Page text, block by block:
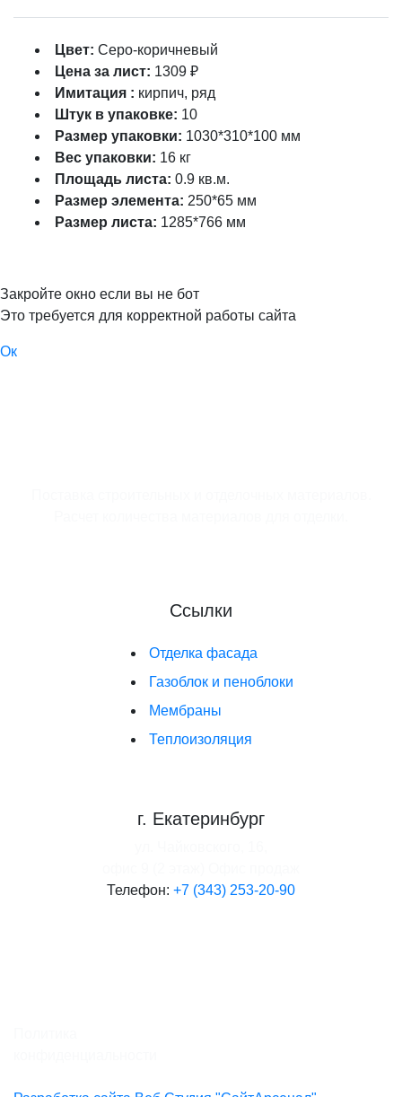
Цвет: Серо-коричневый
Цена за лист: 1309 ₽
Имитация : кирпич, ряд
Штук в упаковке: 10
Размер упаковки: 1030*310*100 мм
Вес упаковки: 16 кг
Площадь листа: 0.9 кв.м.
Размер элемента: 250*65 мм
Размер листа: 1285*766 мм
Закройте окно если вы не бот
Это требуется для корректной работы сайта
Ок
Ссылки
Отделка фасада
Газоблок и пеноблоки
Мембраны
Теплоизоляция
г. Екатеринбург
Телефон: +7 (343) 253-20-90